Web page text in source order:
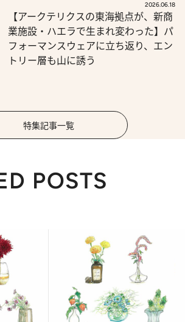
2026.06.18
【アークテリクスの東海拠点が、新商
業施設・ハエラで生まれ変わった】パ
フォーマンスウェアに立ち返り、エン
トリー層も山に誘う
特集記事一覧
POSTS